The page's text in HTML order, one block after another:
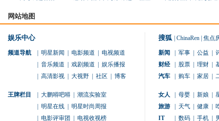
网站地图
娱乐中心
频道导航 明星新闻 电影频道
电视频道
音乐频道 戏剧频道
娱乐播报
高清影视 大视野 社区 博客
王牌栏目 大鹏嘚吧嘚
潮流实验室
明星在线
明星时尚周报
电影评审团
电视收视榜
搜狐 ChinaRen 焦点
新闻 军事 公益
财经
股票 理财
汽车
购车 家居
女人 母婴 新娘
旅游
天气 健康
IT
数码 手机